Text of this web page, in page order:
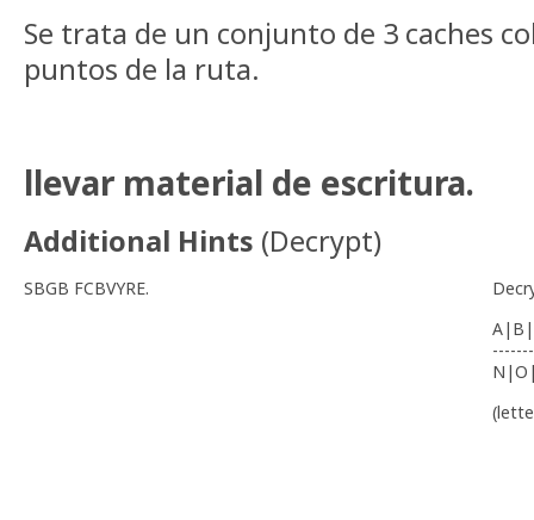
Se trata de un conjunto de 3 caches
puntos de la ruta.
llevar material de escritura.
Additional Hints (Decrypt)
SBGB FCBVYRE.